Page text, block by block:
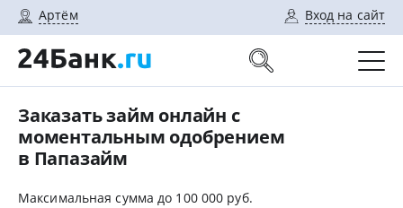
Артём Вход на сайт
Заказать займ онлайн с
моментальным одобрением
в Папазайм
Максимальная сумма до 100 000 руб.